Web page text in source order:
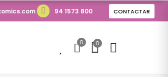
94 1573 800 CONTACTAR
0 0